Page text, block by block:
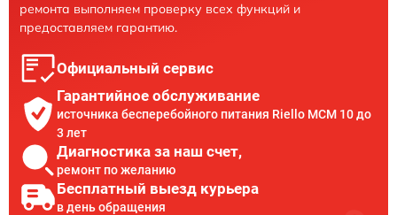
ремонта выполняем проверку всех функций и
предоставляем гарантию.
Официальный сервис
Гарантийное обслуживание
источника бесперебойного питания Riello MCM 10 до
3 лет
Диагностика за наш счет,
ремонт по желанию
Бесплатный выезд курьера
в день обращения